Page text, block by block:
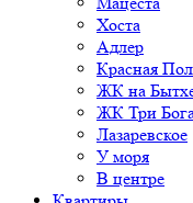
Хоста
Адлер
Красная
ЖК на
ЖК Три
Лазаревское
У моря
В центре